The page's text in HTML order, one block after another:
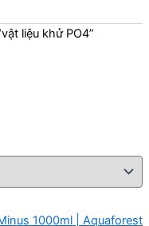
liệu khử PO4”